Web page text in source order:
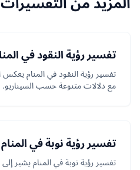
تفسير رؤية النقود في
تفسير رؤية النقود في المنام يعكس
مع دلالات متنوعة حسب السيناريو.
تفسير رؤية نوبة في المنام
تفسير رؤية نوبة في المنام يشير